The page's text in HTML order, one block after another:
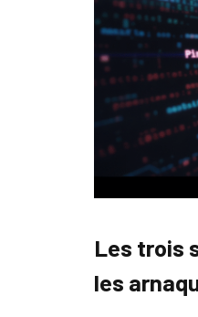
Les trois
les